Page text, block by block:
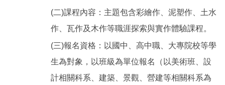
(二)課程內容：主題包含彩繪作、泥塑作、土水
作、瓦作及木作等職涯探索與實作體驗課程。
(三)報名資格：以國中、高中職、大專院校等學
生為對象，以班級為單位報名（以美術班、設
計相關科系、建築、景觀、營建等相關科系為